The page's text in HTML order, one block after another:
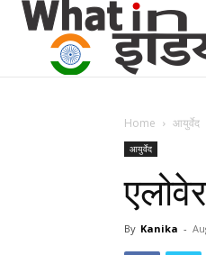
Home आयुर्वेद
आयुर्वेद
By Kanika -